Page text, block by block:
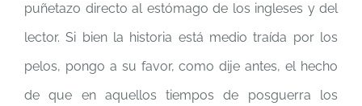
puñetazo directo al estómago de los ingleses y del
lector. Si bien la historia está medio traída por los
pelos, pongo a su favor, como dije antes, el hecho
de que en aquellos tiempos de posguerra los